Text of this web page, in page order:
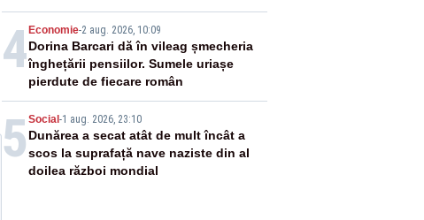
apa fluviului - IMAGINI AERIENE
4Economie-2 aug. 2026, 10:09
Dorina Barcari dă în vileag șmecheria
înghețării pensiilor. Sumele uriașe
pierdute de fiecare român
5 Social-1 aug. 2026, 23:10
Dunărea a secat atât de mult încât a
scos la suprafață nave naziste din al
doilea război mondial